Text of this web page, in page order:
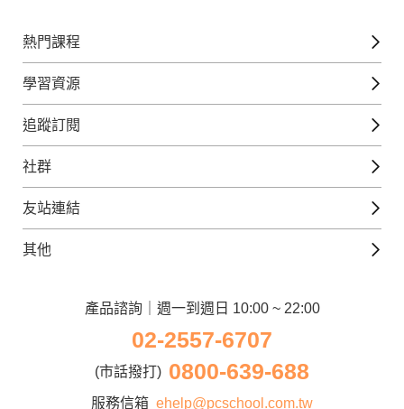
熱門課程
英文課程
日語課程
韓語課程
法文課程
兒童日語課程
學習資源
免費線上檢定
外語補給站
美日語數位學院
追蹤訂閱
Gjun-就醬學外語
官方Youtube
社群
英語觀光城
日語觀光城
友站連結
iWorld JR
電腦直播教學
巨匠東大日語
其他
產品諮詢｜週一到週日 10:00 ~ 22:00
02-2557-6707
(市話撥打) 0800-639-688
服務信箱 ehelp@pcschool.com.tw